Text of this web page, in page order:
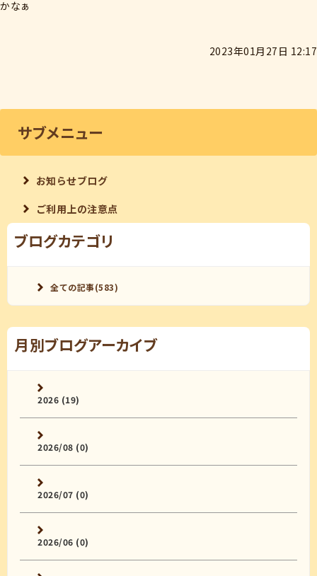
かなぁ
2023年01月27日 12:17
サブメニュー
お知らせブログ
ご利用上の注意点
ブログカテゴリ
全ての記事(583)
月別ブログアーカイブ
2026 (19)
2026/08 (0)
2026/07 (0)
2026/06 (0)